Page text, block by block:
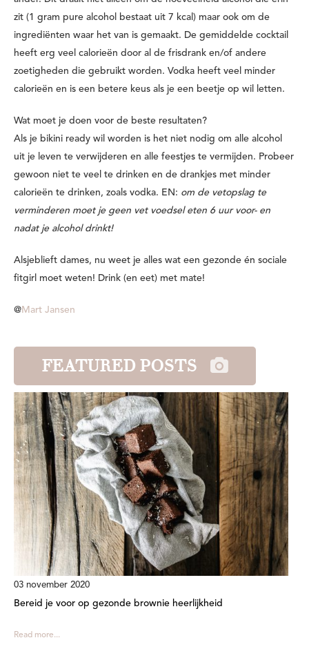
zit (1 gram pure alcohol bestaat uit 7 kcal) maar ook om de
ingrediënten waar het van is gemaakt. De gemiddelde cocktail
heeft erg veel calorieën door al de frisdrank en/of andere
zoetigheden die gebruikt worden. Vodka heeft veel minder
calorieën en is een betere keus als je een beetje op wil letten.
Wat moet je doen voor de beste resultaten?
Als je bikini ready wil worden is het niet nodig om alle alcohol
uit je leven te verwijderen en alle feestjes te vermijden. Probeer
gewoon niet te veel te drinken en de drankjes met minder
calorieën te drinken, zoals vodka. EN: om de vetopslag te
verminderen moet je geen vet voedsel eten 6 uur voor- en
nadat je alcohol drinkt!
Alsjeblieft dames, nu weet je alles wat een gezonde én sociale
fitgirl moet weten! Drink (en eet) met mate!
@Mart Jansen
FEATURED POSTS
03 november 2020
Bereid je voor op gezonde brownie heerlijkheid
Read more...